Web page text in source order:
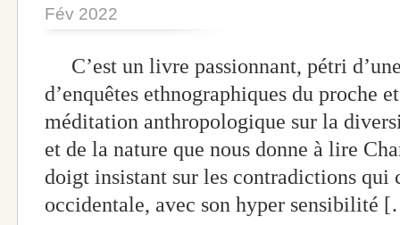
Fév 2022
C’est un livre passionnant, pétri
d’enquêtes ethnographiques du proche
méditation anthropologique sur la
et de la nature que nous donne à lire
doigt insistant sur les contradictions qui
occidentale, avec son hyper sensibilité